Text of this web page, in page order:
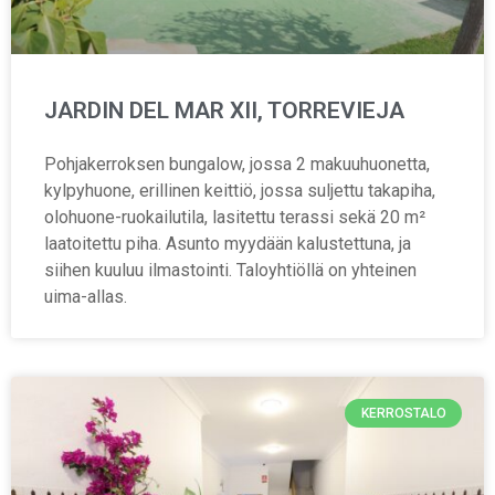
JARDIN DEL MAR XII, TORREVIEJA
Pohjakerroksen bungalow, jossa 2 makuuhuonetta,
kylpyhuone, erillinen keittiö, jossa suljettu takapiha,
olohuone-ruokailutila, lasitettu terassi sekä 20 m²
laatoitettu piha. Asunto myydään kalustettuna, ja
siihen kuuluu ilmastointi. Taloyhtiöllä on yhteinen
uima-allas.
KERROSTALO